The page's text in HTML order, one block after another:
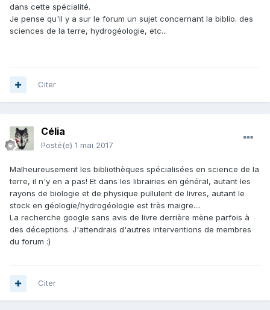
dans cette spécialité.
Je pense qu'il y a sur le forum un sujet concernant la biblio. des
sciences de la terre, hydrogéologie, etc...
Citer
Célia
Posté(e) 1 mai 2017
Malheureusement les bibliothèques spécialisées en science de la
terre, il n'y en a pas! Et dans les librairies en général, autant les
rayons de biologie et de physique pullulent de livres, autant le
stock en géologie/hydrogéologie est très maigre....
La recherche google sans avis de livre derrière mène parfois à
des déceptions. J'attendrais d'autres interventions de membres
du forum :)
Citer